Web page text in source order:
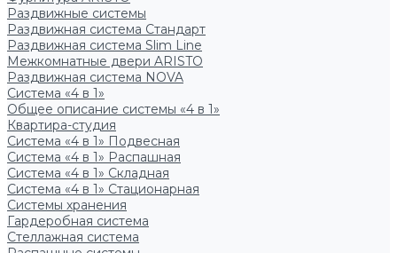
Раздвижные системы
Раздвижная система Стандарт
Раздвижная система Slim Line
Межкомнатные двери ARISTO
Раздвижная система NOVA
Система «4 в 1»
Общее описание системы «4 в 1»
Квартира-студия
Система «4 в 1» Подвесная
Система «4 в 1» Распашная
Система «4 в 1» Складная
Система «4 в 1» Стационарная
Системы хранения
Гардеробная система
Стеллажная система